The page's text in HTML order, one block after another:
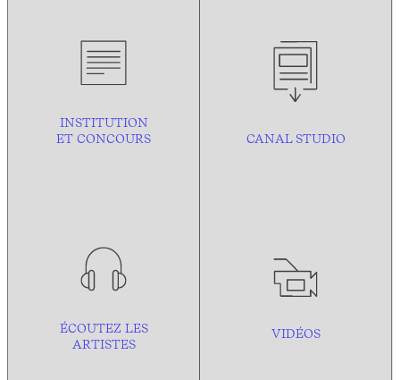
INSTITUTION
ET CONCOURS
CANAL STUDIO
ÉCOUTEZ LES
ARTISTES
VIDÉOS